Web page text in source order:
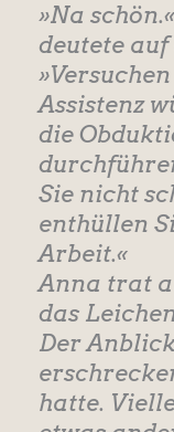
»Na
deutete
Assistenz
die
Sie nicht
enthüllen
Arbeit.«
Anna trat
das
Der
hatte.